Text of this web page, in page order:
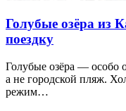
Голубые озёра из
поездку
Голубые озёра — особо
а не городской пляж.
режим…